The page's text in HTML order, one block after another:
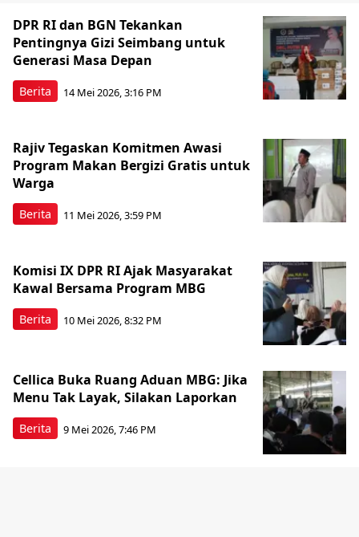
Berita
DPR RI dan BGN Tekankan
Pentingnya Gizi Seimbang untuk
Generasi Masa Depan
14 Mei 2026, 3:16 PM
Berita
Rajiv Tegaskan Komitmen Awasi
Program Makan Bergizi Gratis untuk
Warga
11 Mei 2026, 3:59 PM
Berita
Komisi IX DPR RI Ajak Masyarakat
Kawal Bersama Program MBG
10 Mei 2026, 8:32 PM
Berita
Cellica Buka Ruang Aduan MBG: Jika
Menu Tak Layak, Silakan Laporkan
9 Mei 2026, 7:46 PM